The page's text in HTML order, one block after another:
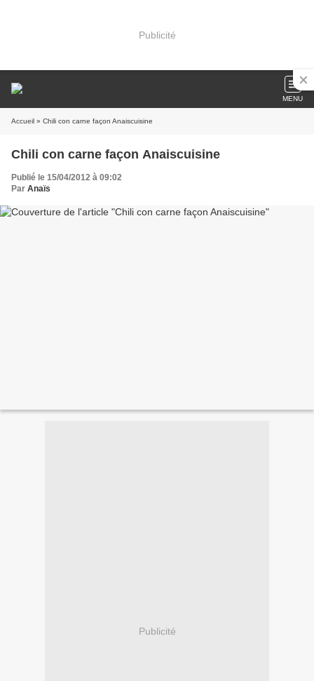
Publicité
MENU
Accueil » Chili con carne façon Anaiscuisine
Chili con carne façon Anaiscuisine
Publié le 15/04/2012 à 09:02
Par Anaïs
Publicité